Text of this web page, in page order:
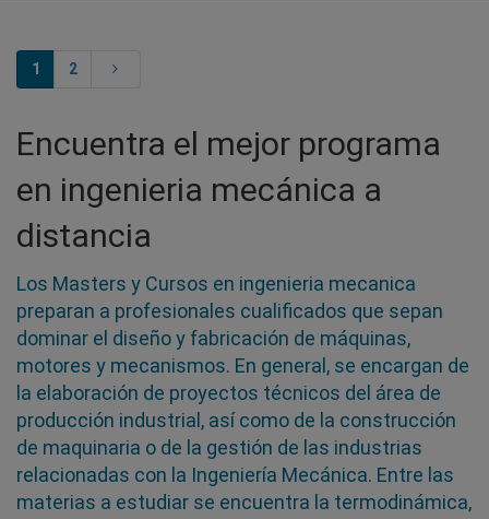
1 2
Encuentra el mejor programa
en ingenieria mecánica a
distancia
Los Masters y Cursos en ingenieria mecanica
preparan a profesionales cualificados que sepan
dominar el diseño y fabricación de máquinas,
motores y mecanismos. En general, se encargan de
la elaboración de proyectos técnicos del área de
producción industrial, así como de la construcción
de maquinaria o de la gestión de las industrias
relacionadas con la Ingeniería Mecánica. Entre las
materias a estudiar se encuentra la termodinámica,